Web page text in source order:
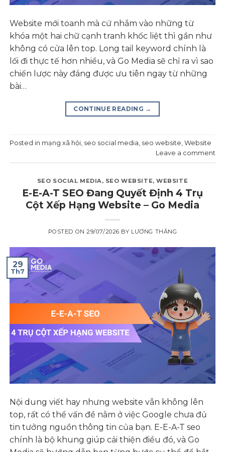
Website mới toanh mà cứ nhắm vào những từ
khóa một hai chữ cạnh tranh khốc liệt thì gần như
không có cửa lên top. Long tail keyword chính là
lối đi thực tế hơn nhiều, và Go Media sẽ chỉ ra vì sao
chiến lược này đáng được ưu tiên ngay từ những
bài…
CONTINUE READING →
Posted in mạng xã hội, seo social media, seo website,Website
Leave a comment
SEO SOCIAL MEDIA, SEO WEBSITE,WEBSITE
E-E-A-T SEO Đang Quyết Định 4 Trụ
Cột Xếp Hạng Website – Go Media
POSTED ON29/07/2026 BY LƯƠNG THĂNG
29
Th7
Nội dung viết hay nhưng website vẫn không lên
top, rất có thể vấn đề nằm ở việc Google chưa đủ
tin tưởng nguồn thông tin của bạn. E-E-A-T seo
chính là bộ khung giúp cải thiện điều đó, và Go